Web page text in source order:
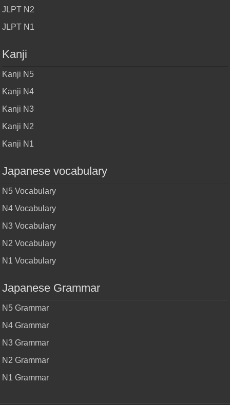
JLPT N2
JLPT N1
Kanji
Kanji N5
Kanji N4
Kanji N3
Kanji N2
Kanji N1
Japanese vocabulary
N5 Vocabulary
N4 Vocabulary
N3 Vocabulary
N2 Vocabulary
N1 Vocabulary
Japanese Grammar
N5 Grammar
N4 Grammar
N3 Grammar
N2 Grammar
N1 Grammar